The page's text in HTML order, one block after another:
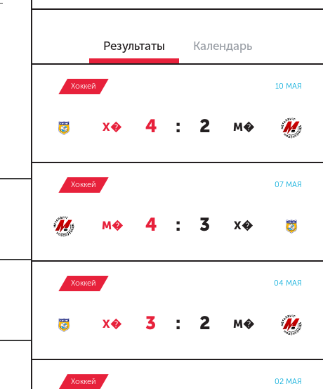
Результаты Календарь
Хоккей 10 МАЯ
Х� 4 : 2 М�
Хоккей 07 МАЯ
М� 4 : 3 Х�
Хоккей 04 МАЯ
Х� 3 : 2 М�
Хоккей 02 МАЯ